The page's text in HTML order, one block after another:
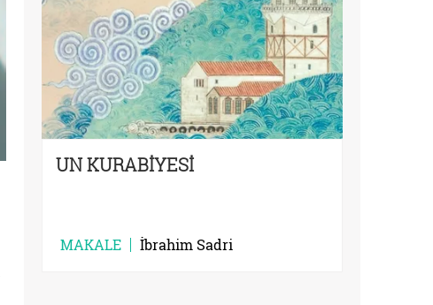
UN KURABİYESİ
MAKALE İbrahim Sadri